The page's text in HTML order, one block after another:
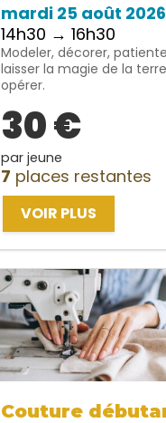
mardi 25 août 2026
14h30 → 16h30
Modeler, décorer,
laisser la magie de la terre
opérer.
30 €
par jeune
7 places restantes
VOIR PLUS
Couture